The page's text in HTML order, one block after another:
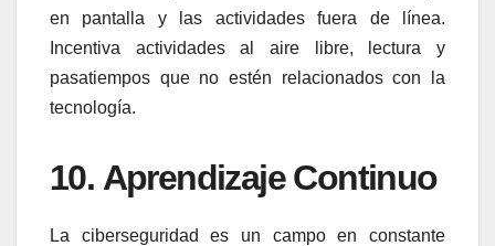
en pantalla y las actividades fuera de línea.
Incentiva actividades al aire libre, lectura y
pasatiempos que no estén relacionados con la
tecnología.
10. Aprendizaje Continuo
La ciberseguridad es un campo en constante